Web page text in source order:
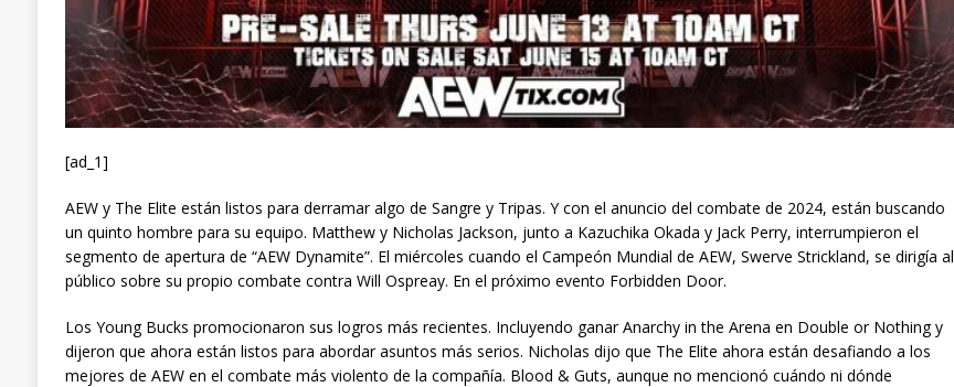
[ad_1]
AEW y The Elite están listos para derramar algo de Sangre y Tripas. Y con el anuncio del combate de 2024, están buscando
un quinto hombre para su equipo. Matthew y Nicholas Jackson, junto a Kazuchika Okada y Jack Perry, interrumpieron el
segmento de apertura de “AEW Dynamite”. El miércoles cuando el Campeón Mundial de AEW, Swerve Strickland, se dirigía al
público sobre su propio combate contra Will Ospreay. En el próximo evento Forbidden Door.
Los Young Bucks promocionaron sus logros más recientes. Incluyendo ganar Anarchy in the Arena en Double or Nothing y
dijeron que ahora están listos para abordar asuntos más serios. Nicholas dijo que The Elite ahora están desafiando a los
mejores de AEW en el combate más violento de la compañía. Blood & Guts, aunque no mencionó cuándo ni dónde